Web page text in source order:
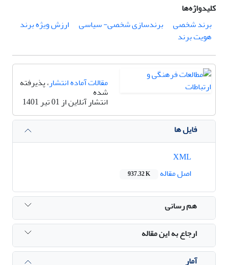
کلیدواژه‌ها
برند شخصی
برندسازی شخصی- سیاسی
ارزش ویژه برند
هویت برند
مقالات آماده انتشار، پذیرفته
شده
انتشار آنلاین از 01 تیر 1401
فایل ها
اصل مقاله
937.32 K
هم رسانی
ارجاع به این مقاله
آمار